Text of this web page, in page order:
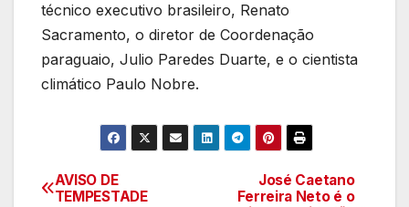
técnico executivo brasileiro, Renato
Sacramento, o diretor de Coordenação
paraguaio, Julio Paredes Duarte, e o cientista
climático Paulo Nobre.
Navegação
José Caetano
Ferreira Neto é o
AVISO DE
TEMPESTADE